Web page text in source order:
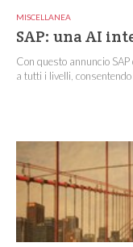
MISCELLANEA
SAP: una AI
Con questo annuncio
a tutti i livelli, consentendo